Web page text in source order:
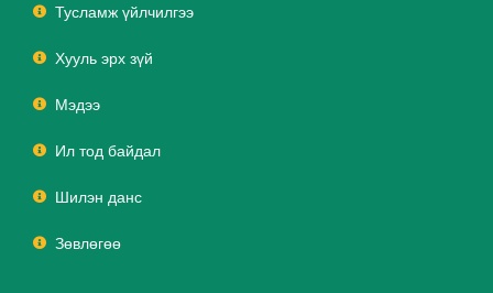
Тусламж үйлчилгээ
Хууль эрх зүй
Мэдээ
Ил тод байдал
Шилэн данс
Зөвлөгөө